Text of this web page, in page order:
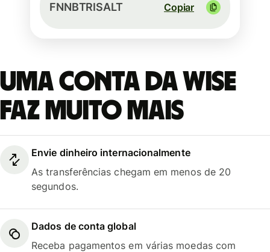
FNNBTRISALT Copiar
Uma conta da Wise
faz muito mais
Envie dinheiro internacionalmente
As transferências chegam em menos de 20
segundos.
Dados de conta global
Receba pagamentos em várias moedas com